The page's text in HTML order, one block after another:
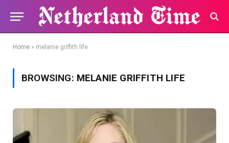
Home » melanie griffith life
BROWSING: MELANIE GRIFFITH LIFE